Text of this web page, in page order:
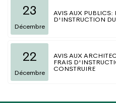
23
Décembre
AVIS AUX PUBLICS:
D'INSTRUCTION
22
Décembre
AVIS AUX
FRAIS
CONSTRUIRE